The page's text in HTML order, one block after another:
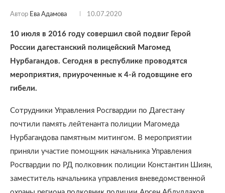
Автор Ева Адамова 10.07.2020
10 июля в 2016 году совершил свой подвиг Герой
России дагестанский полицейский Магомед
Нурбагандов. Сегодня в республике проводятся
мероприятия, приуроченные к 4-й годовщине его
гибели.
Сотрудники Управления Росгвардии по Дагестану
почтили память лейтенанта полиции Магомеда
Нурбагандова памятным митингом. В мероприятии
приняли участие помощник начальника Управления
Росгвардии по РД полковник полиции Константин Шиян,
заместитель начальника управления вневедомственной